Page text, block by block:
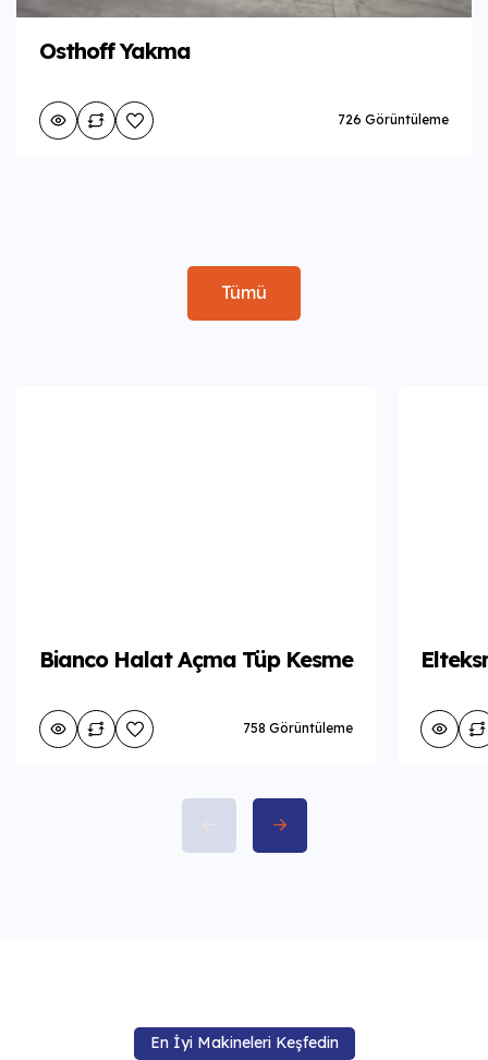
Osthoff Yakma
726 Görüntüleme
Tümü
Bianco Halat Açma Tüp Kesme
758 Görüntüleme
En İyi Makineleri Keşfedin